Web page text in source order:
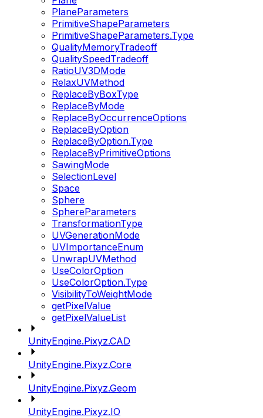
PlaneParameters
PrimitiveShapeParameters
PrimitiveShapeParameters.Type
QualityMemoryTradeoff
QualitySpeedTradeoff
RatioUV3DMode
RelaxUVMethod
ReplaceByBoxType
ReplaceByMode
ReplaceByOccurrenceOptions
ReplaceByOption
ReplaceByOption.Type
ReplaceByPrimitiveOptions
SawingMode
SelectionLevel
Space
Sphere
SphereParameters
TransformationType
UVGenerationMode
UVImportanceEnum
UnwrapUVMethod
UseColorOption
UseColorOption.Type
VisibilityToWeightMode
getPixelValue
getPixelValueList
UnityEngine.Pixyz.CAD
UnityEngine.Pixyz.Core
UnityEngine.Pixyz.Geom
UnityEngine.Pixyz.IO